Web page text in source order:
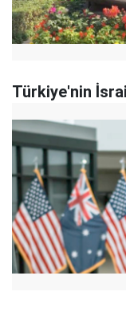
Türkiye'nin